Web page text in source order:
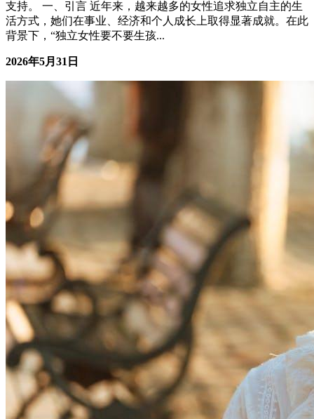
支持。 一、引言 近年来，越来越多的女性追求独立自主的生
活方式，她们在事业、经济和个人成长上取得显著成就。在此
背景下，“独立女性要不要生孩...
2026年5月31日